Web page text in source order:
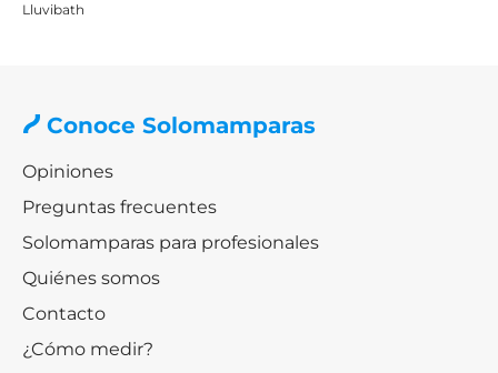
Lluvibath
Conoce Solomamparas
Opiniones
Preguntas frecuentes
Solomamparas para profesionales
Quiénes somos
Contacto
¿Cómo medir?